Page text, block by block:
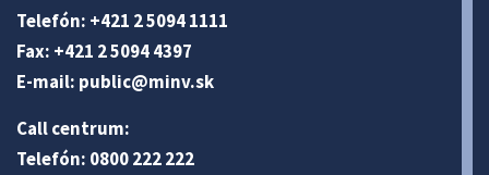
Telefón: +421 2 5094 1111
Fax: +421 2 5094 4397
E-mail: public@minv.sk
Call centrum:
Telefón: 0800 222 222